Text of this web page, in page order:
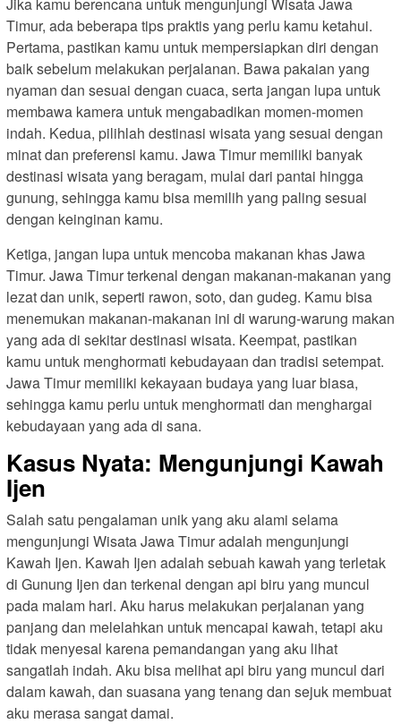
Timur, ada beberapa tips praktis yang perlu kamu ketahui.
Pertama, pastikan kamu untuk mempersiapkan diri dengan
baik sebelum melakukan perjalanan. Bawa pakaian yang
nyaman dan sesuai dengan cuaca, serta jangan lupa untuk
membawa kamera untuk mengabadikan momen-momen
indah. Kedua, pilihlah destinasi wisata yang sesuai dengan
minat dan preferensi kamu. Jawa Timur memiliki banyak
destinasi wisata yang beragam, mulai dari pantai hingga
gunung, sehingga kamu bisa memilih yang paling sesuai
dengan keinginan kamu.
Ketiga, jangan lupa untuk mencoba makanan khas Jawa
Timur. Jawa Timur terkenal dengan makanan-makanan yang
lezat dan unik, seperti rawon, soto, dan gudeg. Kamu bisa
menemukan makanan-makanan ini di warung-warung makan
yang ada di sekitar destinasi wisata. Keempat, pastikan
kamu untuk menghormati kebudayaan dan tradisi setempat.
Jawa Timur memiliki kekayaan budaya yang luar biasa,
sehingga kamu perlu untuk menghormati dan menghargai
kebudayaan yang ada di sana.
Kasus Nyata: Mengunjungi Kawah
Ijen
Salah satu pengalaman unik yang aku alami selama
mengunjungi Wisata Jawa Timur adalah mengunjungi
Kawah Ijen. Kawah Ijen adalah sebuah kawah yang terletak
di Gunung Ijen dan terkenal dengan api biru yang muncul
pada malam hari. Aku harus melakukan perjalanan yang
panjang dan melelahkan untuk mencapai kawah, tetapi aku
tidak menyesal karena pemandangan yang aku lihat
sangatlah indah. Aku bisa melihat api biru yang muncul dari
dalam kawah, dan suasana yang tenang dan sejuk membuat
aku merasa sangat damai.